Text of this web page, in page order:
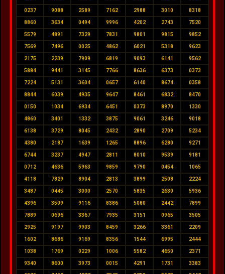
0237 9088 2589 7162 2988 3010 8318
8860 3634 0494 9996 4202 2743 7520
5579 4891 7329 7831 9801 9815 9852
7569 7496 0025 4862 6021 5318 9623
2175 2239 7909 6819 9093 6141 9562
5884 9441 3145 7766 8636 6373 0373
7224 5131 3604 0657 6140 8674 0358
8844 6039 4935 9647 8461 6832 8470
0150 1034 6934 6451 0373 8970 1330
4860 3401 1332 3875 9061 3246 9018
6138 3729 8045 2432 2890 2709 5234
4380 2187 1639 1265 8896 6280 9271
6744 3237 4947 2811 8010 9539 9181
0712 4636 5963 9859 9790 0454 1065
4118 7829 8904 2813 3899 2508 2224
3487 0445 3000 2570 5835 2630 5936
4396 3509 9116 8386 5080 2442 7899
7889 0696 3367 7935 3151 0965 3505
2925 9197 9903 8459 3266 3361 2209
1602 8686 9169 8356 1544 6995 2444
1038 1769 0229 1006 5582 4650 2371
9340 8600 3973 0015 4291 1731 3383